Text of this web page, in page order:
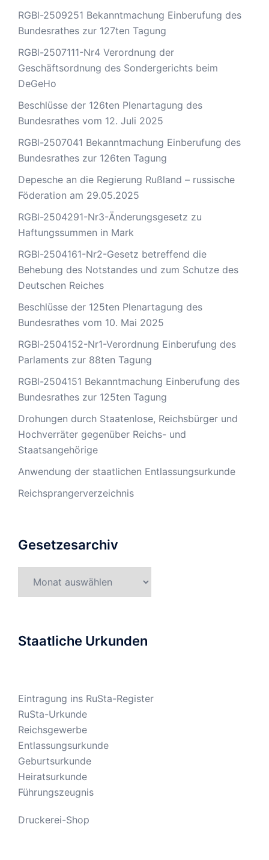
RGBl-2509251 Bekanntmachung Einberufung des
Bundesrathes zur 127ten Tagung
RGBl-2507111-Nr4 Verordnung der
Geschäftsordnung des Sondergerichts beim
DeGeHo
Beschlüsse der 126ten Plenartagung des
Bundesrathes vom 12. Juli 2025
RGBl-2507041 Bekanntmachung Einberufung des
Bundesrathes zur 126ten Tagung
Depesche an die Regierung Rußland – russische
Föderation am 29.05.2025
RGBl-2504291-Nr3-Änderungsgesetz zu
Haftungssummen in Mark
RGBl-2504161-Nr2-Gesetz betreffend die
Behebung des Notstandes und zum Schutze des
Deutschen Reiches
Beschlüsse der 125ten Plenartagung des
Bundesrathes vom 10. Mai 2025
RGBl-2504152-Nr1-Verordnung Einberufung des
Parlaments zur 88ten Tagung
RGBl-2504151 Bekanntmachung Einberufung des
Bundesrathes zur 125ten Tagung
Drohungen durch Staatenlose, Reichsbürger und
Hochverräter gegenüber Reichs- und
Staatsangehörige
Anwendung der staatlichen Entlassungsurkunde
Reichsprangerverzeichnis
Gesetzesarchiv
Staatliche Urkunden
Eintragung ins RuSta-Register
RuSta-Urkunde
Reichsgewerbe
Entlassungsurkunde
Geburtsurkunde
Heiratsurkunde
Führungszeugnis
Druckerei-Shop